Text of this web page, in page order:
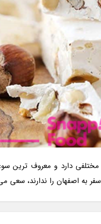
دارد و معروف ترین
به اصفهان را ندارند، سعی